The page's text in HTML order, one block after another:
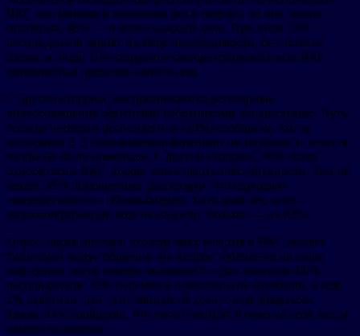
ВКС как минимум несколько раз в неделю, из них почти
половина, 48% — и вовсе каждый день. При этом 79%
респондентов звонят по мере необходимости, без чёткого
плана, и лишь 11% стараются сконцентрировать всю ВКС-
активность в пределах одного дня.
С другой стороны, воспринимаются регулярные
видеосовещания офисными работниками неоднозначно. Чуть
больше четверти респондентов (28%) сообщили, что за
последние 2–3 года видеоконференции им надоели, и хочется,
чтобы их было поменьше. С другой стороны, 38% стали
относиться к ВКС проще, как к части повседневности. Тем не
менее, 35% опрошенных рассказали, что ощущают
«видеоусталость» (Zoom-fatigue). Хотя доля тех, кому
видеоконференции еще не надоели, больше — их 62%.
Опрос также показал, что сам факт участия в ВКС меняет
типичный модус общения. На вопрос «Меняется ли ваше
поведение, когда камера включена?» «Да» ответили 66%
респондентов, 32% перемен в поведении не отметили, а ещё
2% ответили, что «это зависит от того, с кем общаться».
Также 83% сообщили, что часто смотрят только на себя, когда
камера включена.